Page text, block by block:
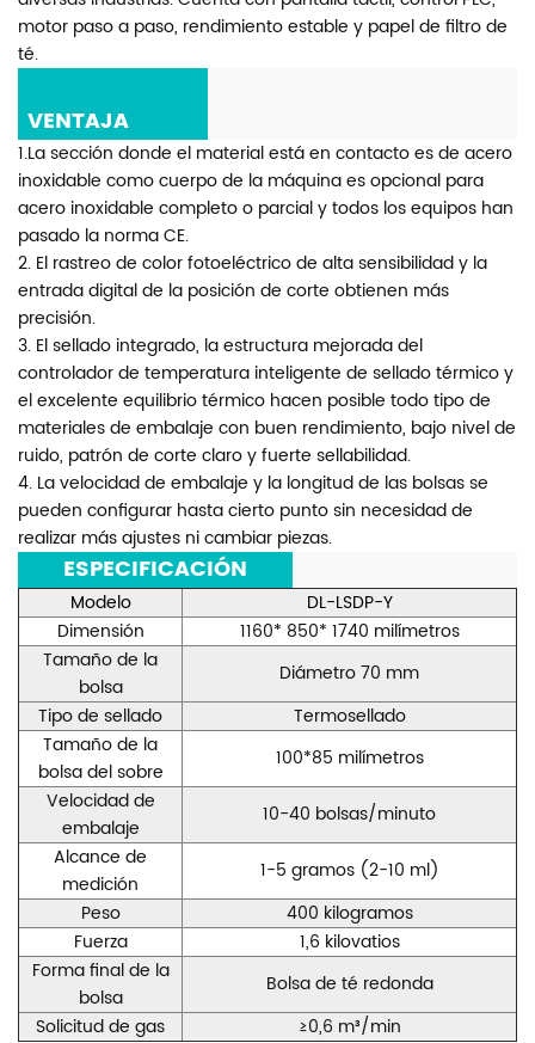
motor paso a paso, rendimiento estable y papel de filtro de
té.
VENTAJA
1.La sección donde el material está en contacto es de acero
inoxidable como cuerpo de la máquina es opcional para
acero inoxidable completo o parcial y todos los equipos han
pasado la norma CE.
2. El rastreo de color fotoeléctrico de alta sensibilidad y la
entrada digital de la posición de corte obtienen más
precisión.
3. El sellado integrado, la estructura mejorada del
controlador de temperatura inteligente de sellado térmico y
el excelente equilibrio térmico hacen posible todo tipo de
materiales de embalaje con buen rendimiento, bajo nivel de
ruido, patrón de corte claro y fuerte sellabilidad.
4. La velocidad de embalaje y la longitud de las bolsas se
pueden configurar hasta cierto punto sin necesidad de
realizar más ajustes ni cambiar piezas.
ESPECIFICACIÓN
Modelo
DL-LSDP-Y
Dimensión
1160* 850* 1740 milímetros
Tamaño de la
bolsa
Diámetro 70 mm
Tipo de sellado
Termosellado
Tamaño de la
bolsa del sobre
100*85 milímetros
Velocidad de
embalaje
10-40 bolsas/minuto
Alcance de
medición
1-5 gramos (2-10 ml)
Peso
400 kilogramos
Fuerza
1,6 kilovatios
Forma final de la
bolsa
Bolsa de té redonda
Solicitud de gas
≥0,6 m³/min